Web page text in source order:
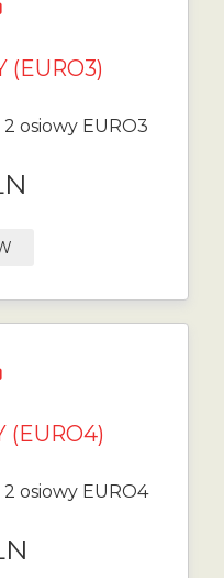
(EURO3)
osiowy EURO3
(EURO4)
osiowy EURO4